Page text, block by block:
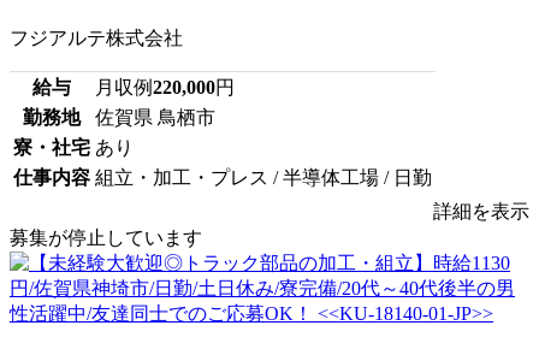
フジアルテ株式会社
給与 月収例220,000円
勤務地
佐賀県 鳥栖市
寮・社宅 あり
仕事内容 組立・加工・プレス / 半導体工場 / 日勤
詳細を表示
募集が停止しています